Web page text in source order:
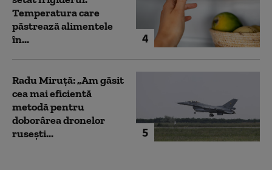
4
Temperatura care
păstrează alimentele
în...
5
Radu Miruță: „Am găsit
cea mai eficientă
metodă pentru
doborârea dronelor
rusești...